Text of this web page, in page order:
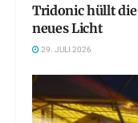
Tridonic hüllt
neues Licht
29. JULI 2026